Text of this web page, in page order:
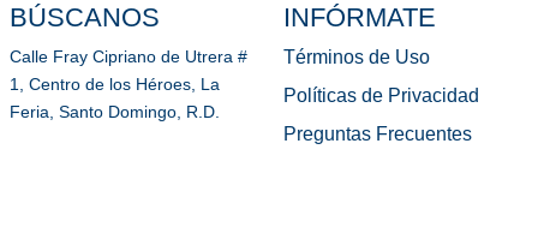
BÚSCANOS
Calle Fray Cipriano de Utrera #
1, Centro de los Héroes, La
Feria, Santo Domingo, R.D.
INFÓRMATE
Términos de Uso
Políticas de Privacidad
Preguntas Frecuentes